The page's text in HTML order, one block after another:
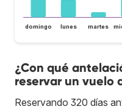
domingo lunes martes
¿Con qué
reservar un vuelo
Reservando 320 días